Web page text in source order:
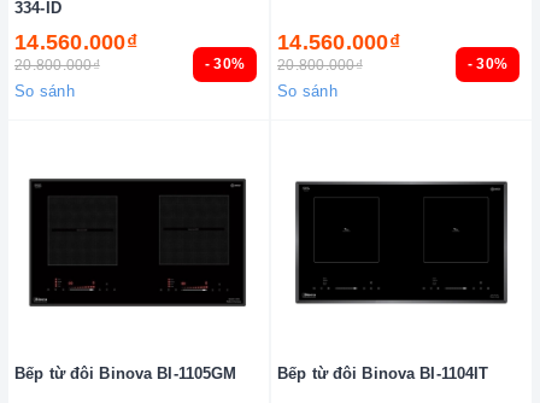
- 30%
334-ID
14.560.000₫
20.800.000₫
So sánh
- 30%
14.560.000₫
20.800.000₫
So sánh
Bếp từ đôi Binova BI-1105GM Bếp từ đôi Binova BI-1104IT